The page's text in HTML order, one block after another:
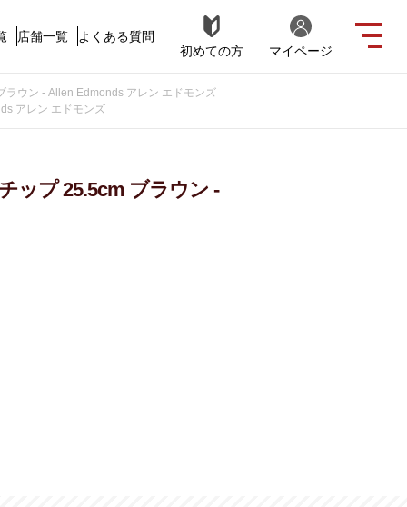
店舗一覧
よくある質問
初めての方
マイページ
ラウン - Allen Edmonds アレン エドモンズ
アレン エドモンズ
ップ 25.5cm ブラウン -